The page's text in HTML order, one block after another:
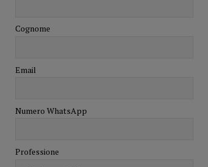
Cognome
Email
Numero WhatsApp
Professione